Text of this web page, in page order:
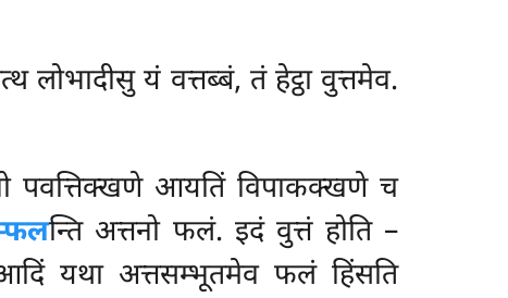
लोभादीसु यं वत्तब्बं, तं हेट्ठा वुत्तमेव.
पवत्तिक्खणे आयतिं विपाकक्खणे च
न्ति अत्तनो फलं. इदं वुत्तं होति –
यथा अत्तसम्भूतमेव फलं हिंसति